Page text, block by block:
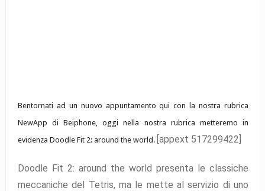
Bentornati ad un nuovo appuntamento qui con la nostra rubrica
NewApp di Beiphone, oggi nella nostra rubrica metteremo in
evidenza Doodle Fit 2: around the world. [appext 517299422]
Doodle Fit 2: around the world presenta le classiche
meccaniche del Tetris, ma le mette al servizio di uno